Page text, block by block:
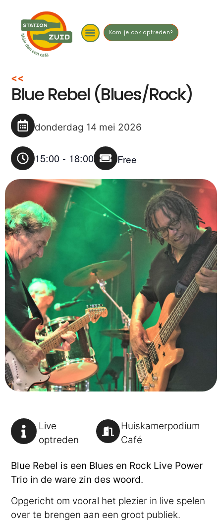
Kom je ook optreden?
<<
Blue Rebel (Blues/Rock)
donderdag 14 mei 2026
15:00 - 18:00 Free
Live
optreden
Huiskamerpodium
Café
Blue Rebel is een Blues en Rock Live Power
Trio in de ware zin des woord.
Opgericht om vooral het plezier in live spelen
over te brengen aan een groot publiek.